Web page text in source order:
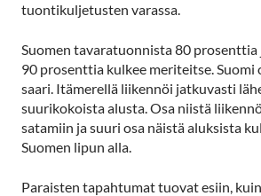
tuontikuljetusten varassa.
Suomen tavaratuonnista 80
90 prosenttia kulkee meriteitse. Suomi
saari. Itämerellä liikennöi jatkuvasti
suurikokoista alusta. Osa niistä
satamiin ja suuri osa näistä aluksista
Suomen lipun alla.
Paraisten tapahtumat tuovat esiin,